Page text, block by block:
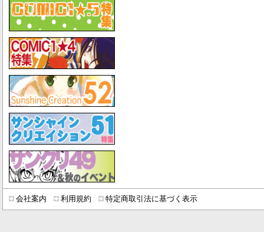
会社案内 利用規約 特定商取引法に基づく表示